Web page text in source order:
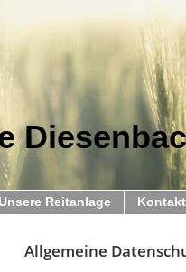
Unsere Reitanlage Kontakt
Allgemeine